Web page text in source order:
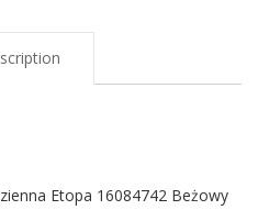
Etopa 16084742 Beżowy